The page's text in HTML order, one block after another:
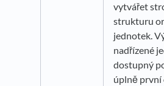
vytvářet
strukturu
jednotek.
nadřízené
dostupný
úplně první